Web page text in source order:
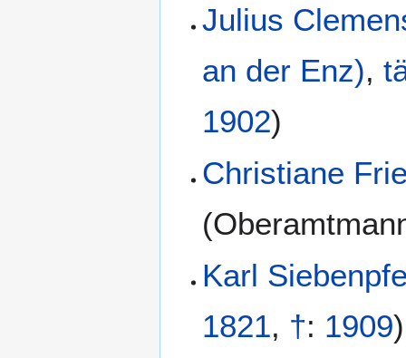
Julius
an der Enz),
1902)
Christiane
(
Karl
1821, †: 1909)